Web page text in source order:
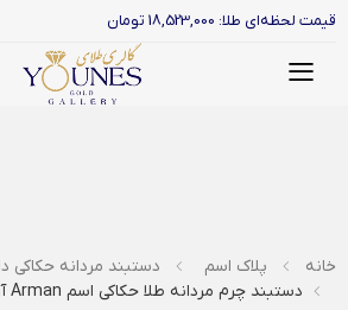
قیمت لحظه‌ای طلا: 18,523,000 تومان
خانه پلاک اسم
دستبند مردانه حکاکی
دستبند چرم مردانه طلا حکاکی اسم Arman آرمان